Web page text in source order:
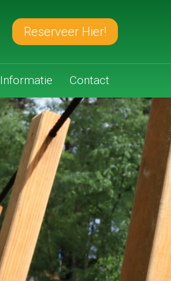
Reserveer Hier!
Informatie Contact